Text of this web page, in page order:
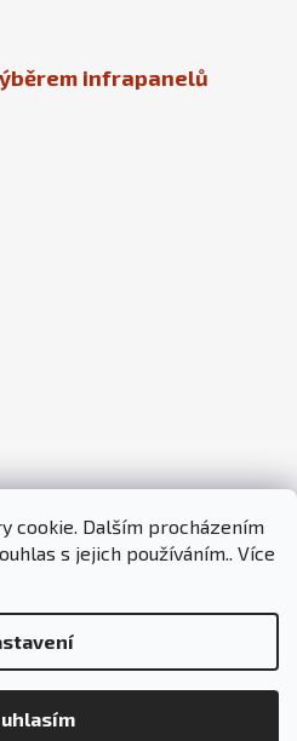
cookie. Dalším procházením
s jejich používáním.. Více
infrapanelů
Pobyt ve tmě
lety - škola paraglidingu
. Všechna práva vyhrazena.